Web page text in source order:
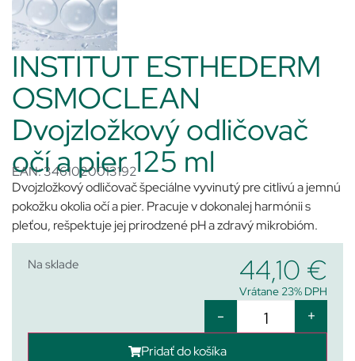
INSTITUT ESTHEDERM
OSMOCLEAN
Dvojzložkový odličovač
očí a pier 125 ml
EAN: 3461020013192
Dvojzložkový odličovač špeciálne vyvinutý pre citlivú a jemnú
pokožku okolia očí a pier. Pracuje v dokonalej harmónii s
pleťou, rešpektuje jej prirodzené pH a zdravý mikrobióm.
Na sklade 44,10 €
Vrátane 23% DPH
- +
Pridať do košíka